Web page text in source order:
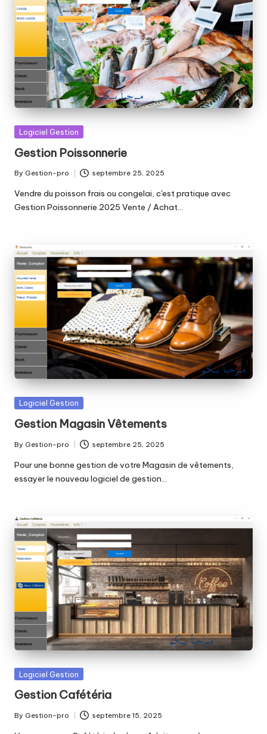
Posted
Logiciel Gestion
Gestion Poissonnerie
Posted
by
By Gestion-pro septembre 25, 2025
Vendre du poisson frais ou congelai, c'est pratique avec
Gestion Poissonnerie 2025 Vente / Achat…
Posted
Logiciel Gestion
Gestion Magasin Vêtements
Posted
by
By Gestion-pro septembre 25, 2025
Pour une bonne gestion de votre Magasin de vêtements,
essayer le nouveau logiciel de gestion…
Posted
Logiciel Gestion
Gestion Cafétéria
Posted
By Gestion-pro septembre 15, 2025